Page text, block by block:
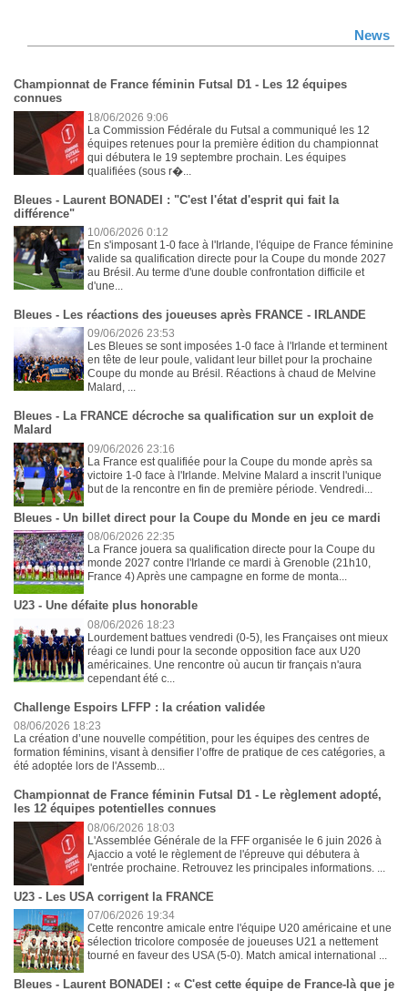
News
Championnat de France féminin Futsal D1 - Les 12 équipes
connues
18/06/2026 9:06
La Commission Fédérale du Futsal a communiqué les 12
équipes retenues pour la première édition du championnat
qui débutera le 19 septembre prochain. Les équipes
qualifiées (sous r�...
Bleues - Laurent BONADEI : "C'est l'état d'esprit qui fait la
différence"
10/06/2026 0:12
En s'imposant 1-0 face à l'Irlande, l'équipe de France féminine
valide sa qualification directe pour la Coupe du monde 2027
au Brésil. Au terme d'une double confrontation difficile et
d'une...
Bleues - Les réactions des joueuses après FRANCE - IRLANDE
09/06/2026 23:53
Les Bleues se sont imposées 1-0 face à l'Irlande et terminent
en tête de leur poule, validant leur billet pour la prochaine
Coupe du monde au Brésil. Réactions à chaud de Melvine
Malard, ...
Bleues - La FRANCE décroche sa qualification sur un exploit de
Malard
09/06/2026 23:16
La France est qualifiée pour la Coupe du monde après sa
victoire 1-0 face à l'Irlande. Melvine Malard a inscrit l'unique
but de la rencontre en fin de première période. Vendredi...
Bleues - Un billet direct pour la Coupe du Monde en jeu ce mardi
08/06/2026 22:35
La France jouera sa qualification directe pour la Coupe du
monde 2027 contre l'Irlande ce mardi à Grenoble (21h10,
France 4) Après une campagne en forme de monta...
U23 - Une défaite plus honorable
08/06/2026 18:23
Lourdement battues vendredi (0-5), les Françaises ont mieux
réagi ce lundi pour la seconde opposition face aux U20
américaines. Une rencontre où aucun tir français n'aura
cependant été c...
Challenge Espoirs LFFP : la création validée
08/06/2026 18:23
La création d’une nouvelle compétition, pour les équipes des centres de
formation féminins, visant à densifier l’offre de pratique de ces catégories, a
été adoptée lors de l'Assemb...
Championnat de France féminin Futsal D1 - Le règlement adopté,
les 12 équipes potentielles connues
08/06/2026 18:03
L'Assemblée Générale de la FFF organisée le 6 juin 2026 à
Ajaccio a voté le règlement de l'épreuve qui débutera à
l'entrée prochaine. Retrouvez les principales informations. ...
U23 - Les USA corrigent la FRANCE
07/06/2026 19:34
Cette rencontre amicale entre l'équipe U20 américaine et une
sélection tricolore composée de joueuses U21 a nettement
tourné en faveur des USA (5-0). Match amical international ...
Bleues - Laurent BONADEI : « C'est cette équipe de France-là que je